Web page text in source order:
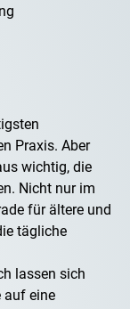
Praxis. Aber
wichtig, die
Nicht nur im
für ältere und
tägliche
lassen sich
auf eine